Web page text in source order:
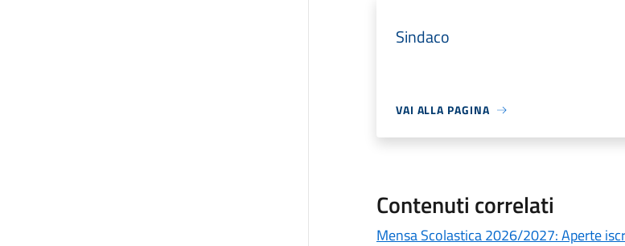
Sindaco
VAI ALLA PAGINA
Contenuti correlati
Mensa Scolastica 2026/2027: Aperte